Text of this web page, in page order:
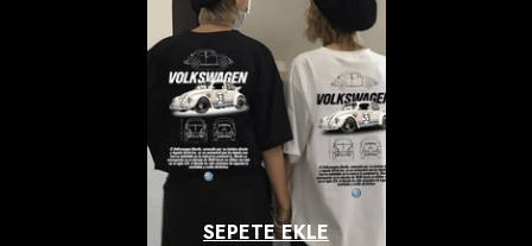
SEPETE EKLE